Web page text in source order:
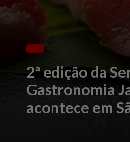
2ª edição da
Gastronomia
acontece em